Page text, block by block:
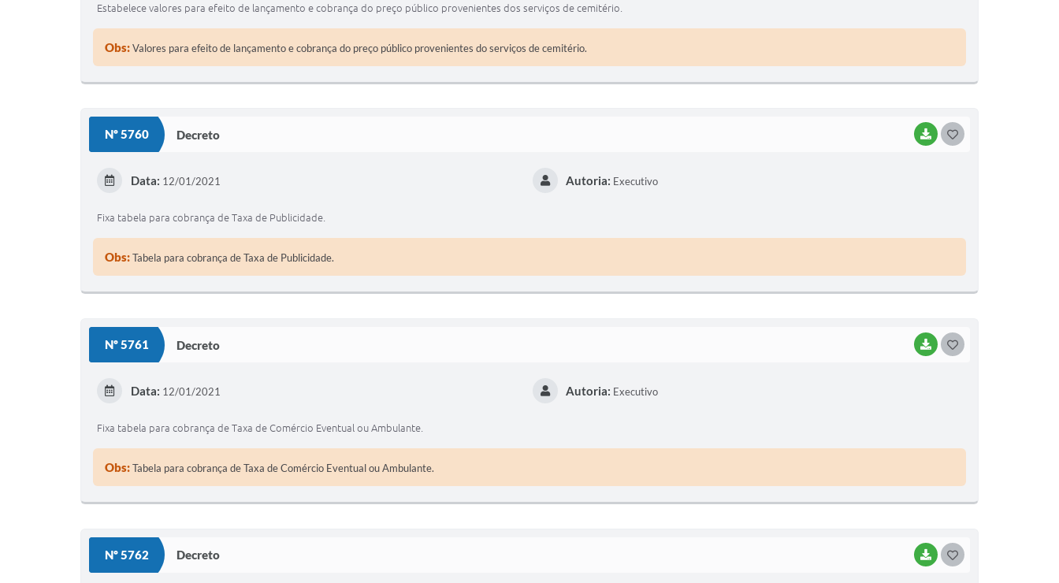
Estabelece valores para efeito de lançamento e cobrança do preço público provenientes dos serviços de cemitério.
Obs:Valores para efeito de lançamento e cobrança do preço público provenientes do serviços de cemitério.
Nº 5760 Decreto BAIXAR
Data: 12/01/2021 Autoria: Executivo
Fixa tabela para cobrança de Taxa de Publicidade.
Obs:Tabela para cobrança de Taxa de Publicidade.
Nº 5761 Decreto BAIXAR
Data: 12/01/2021 Autoria: Executivo
Fixa tabela para cobrança de Taxa de Comércio Eventual ou Ambulante.
Obs:Tabela para cobrança de Taxa de Comércio Eventual ou Ambulante.
Nº 5762 Decreto BAIXAR